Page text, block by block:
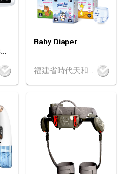
- 05.09.2026
2026 (香港會議展覽中心)
- 05.09.2026
匯展 2026 (香港會議展覽中心)
- 10.09.2026
論壇2026
Baby Diaper